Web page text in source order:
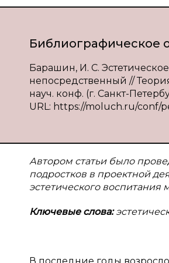
Библиографическое
Барашин, И. С.
непосредственный //
науч. конф. (г. Санкт-
URL: https://moluch.ru/conf/
Автором статьи было
подростков в проектной
эстетического воспитания
Ключевые слова: